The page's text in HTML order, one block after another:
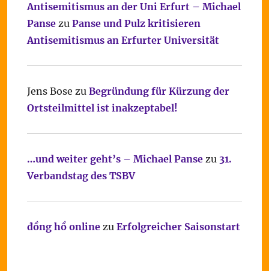
Antisemitismus an der Uni Erfurt – Michael
Pansezu Panse und Pulz kritisieren
Antisemitismus an Erfurter Universität
Jens Bose zu Begründung für Kürzung der
Ortsteilmittel ist inakzeptabel!
…und weiter geht’s – Michael Pansezu 31.
Verbandstag des TSBV
đồng hồ onlinezu Erfolgreicher Saisonstart